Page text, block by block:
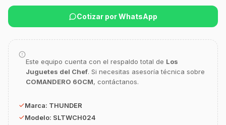
Cotizar por WhatsApp
Este equipo cuenta con el respaldo total de Los
Juguetes del Chef. Si necesitas asesoría técnica sobre
COMANDERO 60CM, contáctanos.
Marca: THUNDER
Modelo: SLTWCH024
¡Hola Chef! 🍳 Soy GastroBot, tu asesor
¿En qué te puedo apoyar hoy con tu
Buscar estufas industriales
Ver uniformes y filipinas
Ver sucursales y contacto